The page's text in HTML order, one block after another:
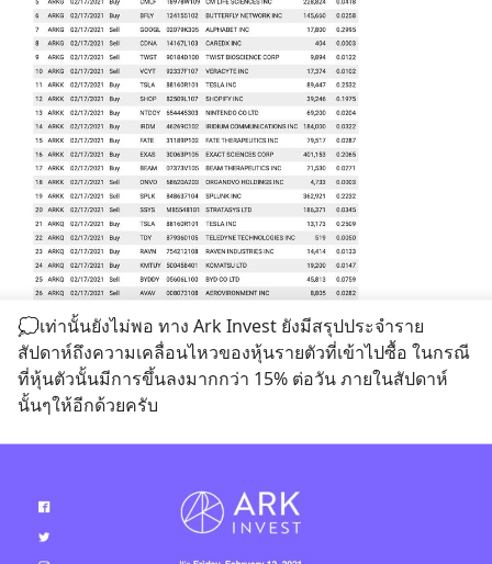
💭เท่านั้นยังไม่พอ ทาง Ark Invest ยังมีสรุปประจำราย
สัปดาห์ถึงความเคลื่อนไหวของหุ้นรายตัวที่เข้าไปซื้อ ในกรณี
ที่หุ้นตัวนั้นมีการขึ้นลงมากกว่า 15% ต่อวัน ภายในสัปดาห์
นั้นๆให้อีกด้วยครับ